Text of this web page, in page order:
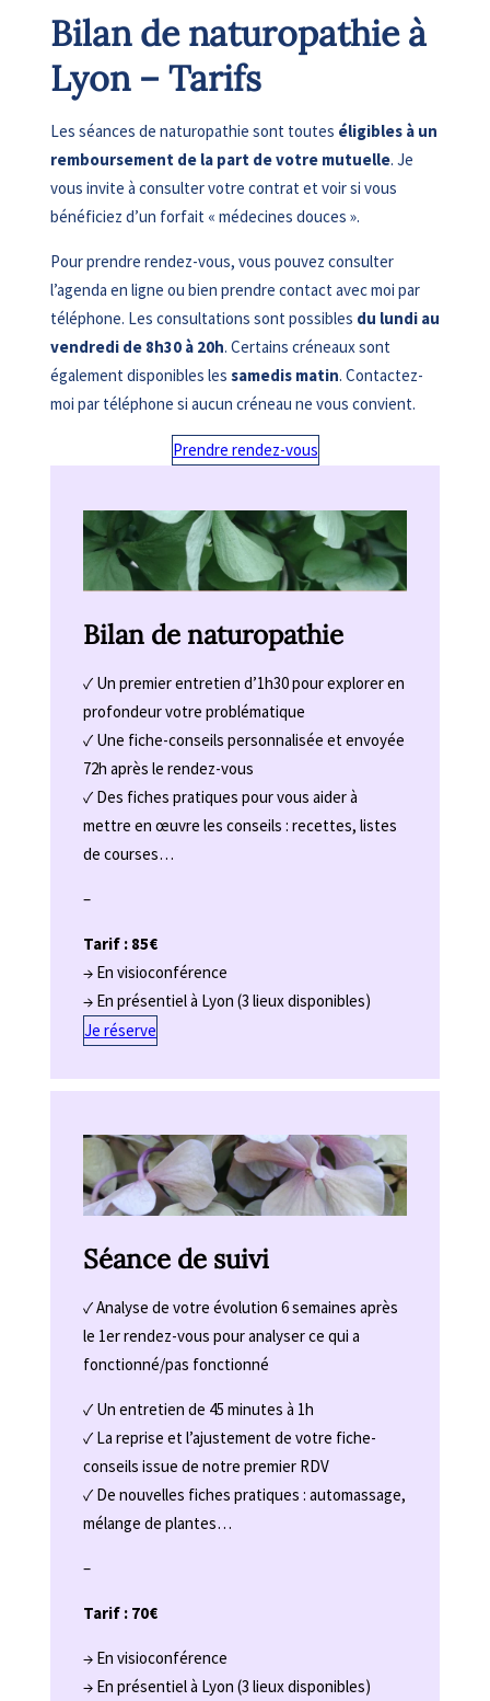
Bilan de naturopathie à
Lyon – Tarifs
Les séances de naturopathie sont toutes éligibles à un
remboursement de la part de votre mutuelle. Je
vous invite à consulter votre contrat et voir si vous
bénéficiez d’un forfait « médecines douces ».
Pour prendre rendez-vous, vous pouvez consulter
l’agenda en ligne ou bien prendre contact avec moi par
téléphone. Les consultations sont possibles du lundi au
vendredi de 8h30 à 20h. Certains créneaux sont
également disponibles les samedis matin. Contactez-
moi par téléphone si aucun créneau ne vous convient.
Prendre rendez-vous
Bilan de naturopathie
✓ Un premier entretien d’1h30 pour explorer en
profondeur votre problématique
✓ Une fiche-conseils personnalisée et envoyée
72h après le rendez-vous
✓ Des fiches pratiques pour vous aider à
mettre en œuvre les conseils : recettes, listes
de courses…
–
Tarif : 85€
→ En visioconférence
→ En présentiel à Lyon (3 lieux disponibles)
Je réserve
Séance de suivi
✓ Analyse de votre évolution 6 semaines après
le 1er rendez-vous pour analyser ce qui a
fonctionné/pas fonctionné
✓ Un entretien de 45 minutes à 1h
✓ La reprise et l’ajustement de votre fiche-
conseils issue de notre premier RDV
✓ De nouvelles fiches pratiques : automassage,
mélange de plantes…
–
Tarif : 70€
→ En visioconférence
→ En présentiel à Lyon (3 lieux disponibles)